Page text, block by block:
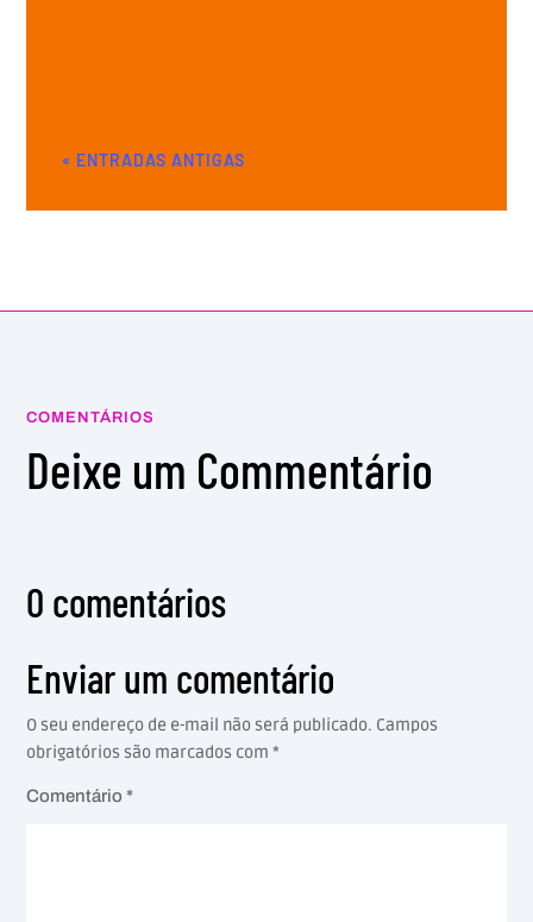
« ENTRADAS ANTIGAS
COMENTÁRIOS
Deixe um Commentário
0 comentários
Enviar um comentário
O seu endereço de e-mail não será publicado. Campos
obrigatórios são marcados com*
Comentário*